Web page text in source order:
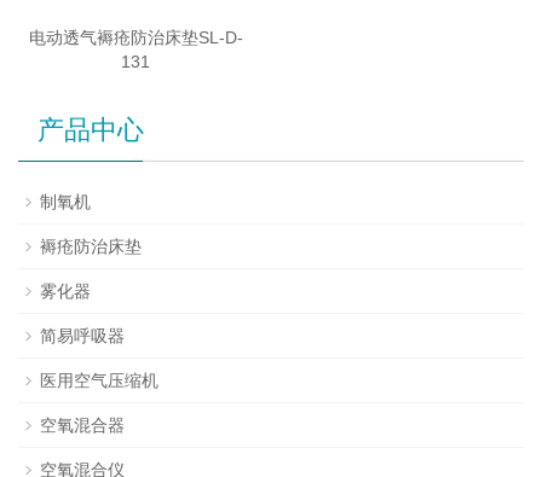
电动透气褥疮防治床垫SL-D-
131
产品中心
制氧机
褥疮防治床垫
雾化器
简易呼吸器
医用空气压缩机
空氧混合器
空氧混合仪